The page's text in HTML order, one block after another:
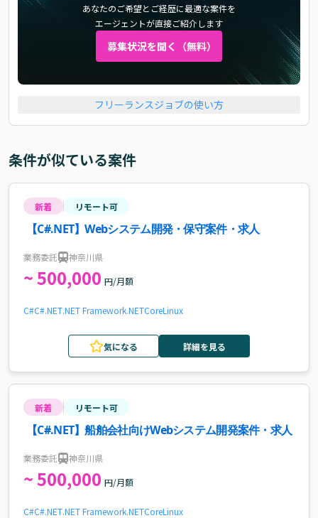
あなたのご希望とご経歴に最適な案件を
エージェントが直接ご紹介します
募集状況を聞く（無料）
フリーランスジョブの使い方
条件が似ている案件
新着 リモート可
【C#.NET】Webシステム開発・保守案件・求人
業務委託 神奈川県
~ 500,000 円/月額
C#C#.NET.NET Framework.NETCoreLinux
気になる 詳細を見る
新着 リモート可
【C#.NET】船舶会社向けWebシステム開発案件・求人
業務委託 神奈川県
~ 500,000 円/月額
C#C#.NET.NET Framework.NETCoreLinux